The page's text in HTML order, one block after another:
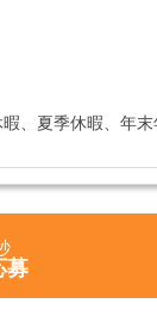
、夏季休暇、年末
募